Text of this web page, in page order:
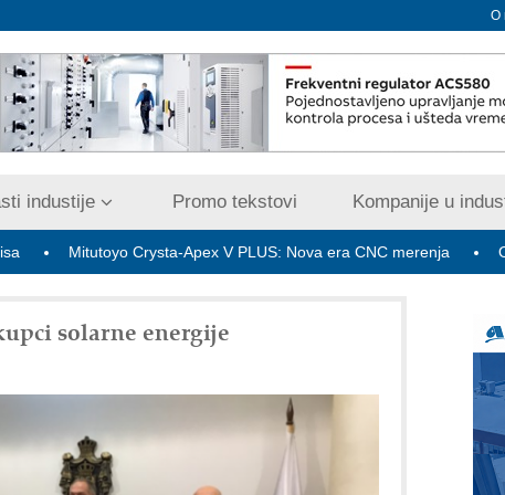
O
industije Promo tekstovi Kompanije u
Crysta-Apex V PLUS: Nova era CNC merenja OBO
solarne energije